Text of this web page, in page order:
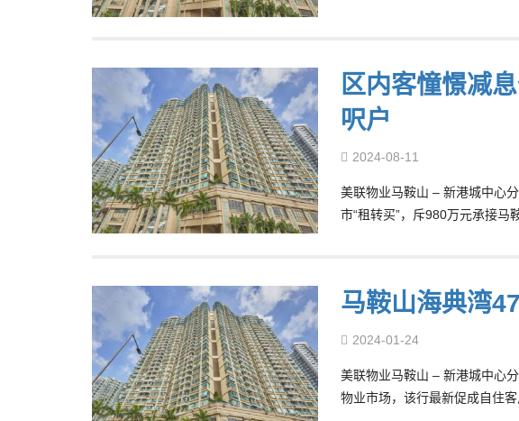
区内客憧憬减
呎户
2024-08-11
美联物业马鞍山 – 新港城中心
市“租转买”，斥980万元承接
马鞍山海典湾
2024-01-24
美联物业马鞍山 – 新港城中心
物业市场，该行最新促成自住